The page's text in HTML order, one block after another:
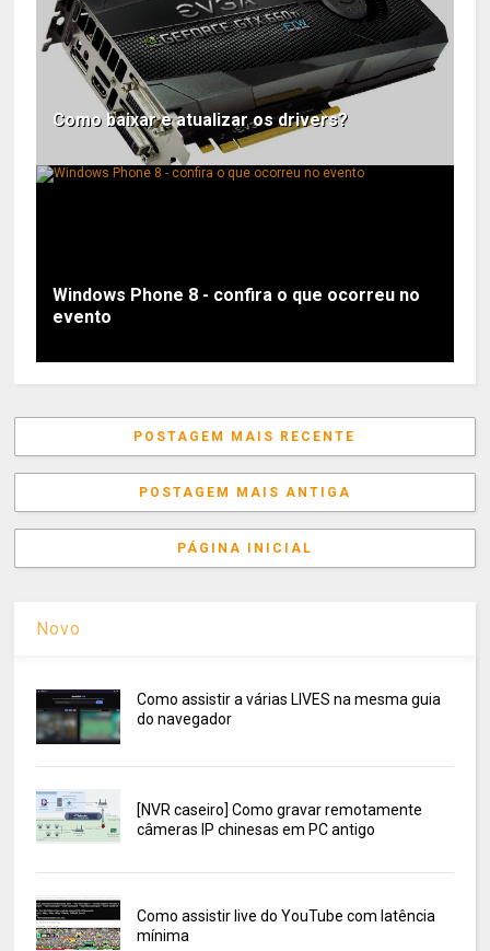
Como baixar e atualizar os drivers?
Windows Phone 8 - confira o que ocorreu no
evento
POSTAGEM MAIS RECENTE
POSTAGEM MAIS ANTIGA
PÁGINA INICIAL
Novo
Como assistir a várias LIVES na mesma guia
do navegador
[NVR caseiro] Como gravar remotamente
câmeras IP chinesas em PC antigo
Como assistir live do YouTube com latência
mínima